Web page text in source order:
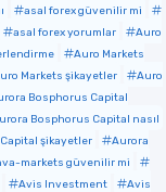
asal forex güvenilir mi
asal forex yorumlar
Auro
Auro Markets
Markets şikayetler
Auro
Bosphorus Capital
Bosphorus Capital nasıl
şikayetler
Aurora
markets güvenilir mi
Avis Investment
Avis